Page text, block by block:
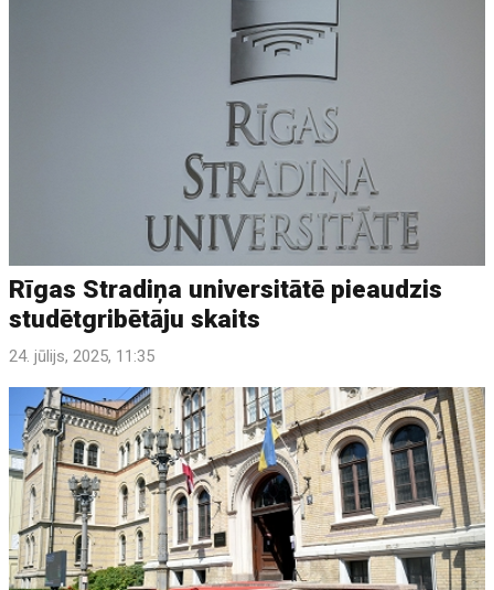
Rīgas Stradiņa universitātē pieaudzis
studētgribētāju skaits
24. jūlijs, 2025, 11:35